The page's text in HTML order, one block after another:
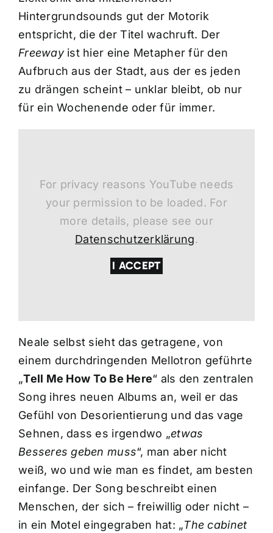
Hintergrundsounds gut der Motorik
entspricht, die der Titel wachruft. Der
Freewayist hier eine Metapher für den
Aufbruch aus der Stadt, aus der es jeden
zu drängen scheint – unklar bleibt, ob nur
für ein Wochenende oder für immer.
For privacy reasons YouTube needs
your permission to be loaded. For
more details, please see our
Datenschutzerklärung.
I ACCEPT
Neale selbst sieht das getragene, von
einem durchdringenden Mellotron geführte
„Tell Me How To Be Here“ als den zentralen
Song ihres neuen Albums an, weil er das
Gefühl von Desorientierung und das vage
Sehnen, dass es irgendwo „etwas
Besseres geben muss“, man aber nicht
weiß, wo und wie man es findet, am besten
einfange. Der Song beschreibt einen
Menschen, der sich – freiwillig oder nicht –
in ein Motel eingegraben hat: „The cabinet